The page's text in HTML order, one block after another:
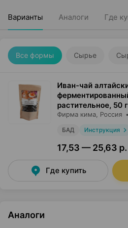
Варианты Аналоги Где
Все формы Сырье
Иван-чай
растительное, 50 г
Фирма кима , Россия •
БАД Инструкция
17,53 — 25,63 р.
Где купить
Аналоги